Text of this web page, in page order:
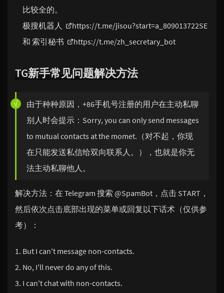
比较全的。
极搜机器人
https://t.me/jisou?start=a_809013722SE
和 索引秘书
https://t.me/zh_secretary_bot
TG新手常见问题解决方法
由于种种原因，+86手机号注册的用户在主动私聊
别人时会提示：Sorry, you can only send messages
to mutual contacts at the momet.（对不起，你现
在只能发送私信给双向联系人。），也就是你无
法主动私聊他人。
解决方法：在 Telegram 搜索 @SpamBot，点击 START，
然后依次点击底部出现的菜单或回复以下话术（仅供参
考）：
But I can't message non-contacts.
No, I'll never do any of this.
I can't chat with non-contacts.